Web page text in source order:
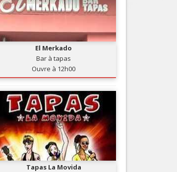
Loisirs
Plages, sports, ...
Services
Nice la plaine du Var
Nice le Carré d’Or
El Merkado
Bar à tapas
Ouvre à 12h00
Tapas La Movida